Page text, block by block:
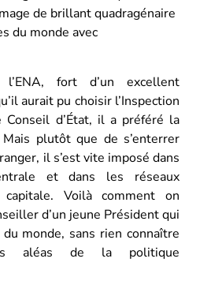
de brillant quadragénaire
du monde avec
fort d’un excellent
aurait pu choisir l’Inspection
Conseil d’État, il a préféré la
plutôt que de s’enterrer
il s’est vite imposé dans
et dans les réseaux
Voilà comment on
d’un jeune Président qui
monde, sans rien connaître
aléas de la politique